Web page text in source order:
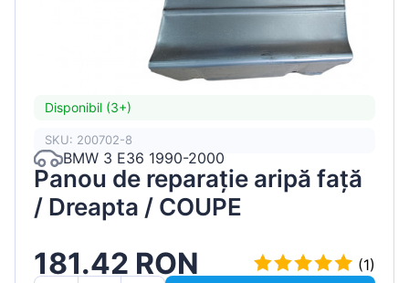
Disponibil (3+)
SKU: 200702-8
BMW 3 E36 1990-2000
Panou de reparație aripă față
/ Dreapta / COUPE
181.42 RON
(1)